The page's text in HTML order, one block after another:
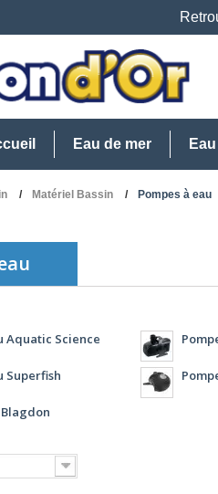
Eau de mer
Matériel Bassin Pompes à eau
Aquatic Science
Superfish